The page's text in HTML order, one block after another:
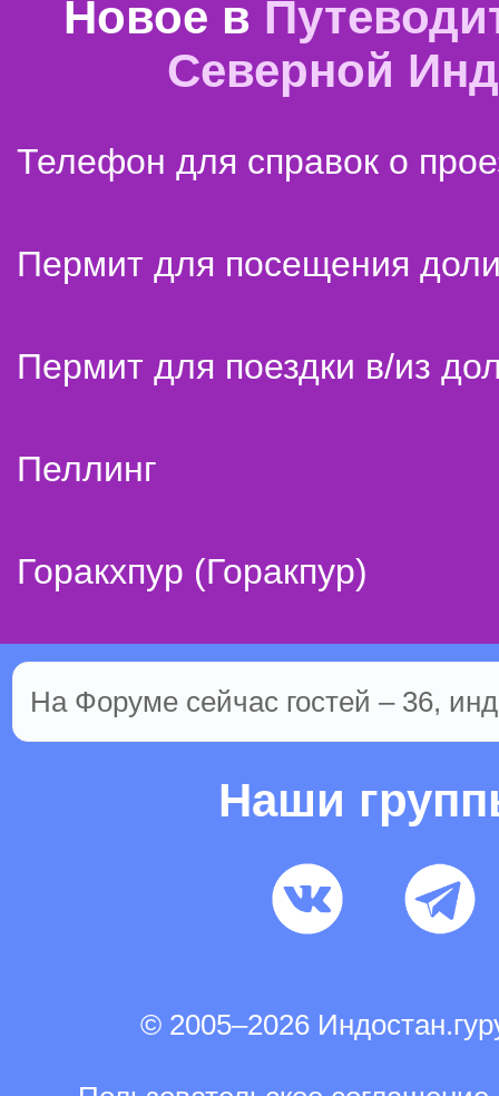
Новое в
Северной
Телефон для справок о
Пермит для посещения
Пермит для поездки в/из
Пеллинг
Горакхпур (Горакпур)
На Форуме сейчас гостей – 36,
Наши
© 2005–2026